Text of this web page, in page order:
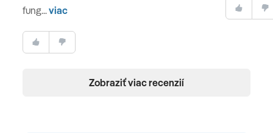
fung...viac
Zobraziť viac recenzií